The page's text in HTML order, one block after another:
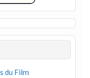
du Film